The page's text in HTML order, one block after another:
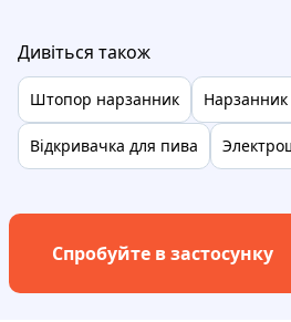
Дивіться також
Штопор нарзанник Нарзанник
Відкривачка для пива
Спробуйте в застосунку